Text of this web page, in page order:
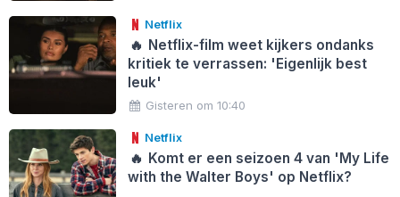
Netflix
🔥 Netflix-film weet kijkers ondanks
kritiek te verrassen: 'Eigenlijk best
leuk'
Gisteren om 10:40
Netflix
🔥 Komt er een seizoen 4 van 'My Life
with the Walter Boys' op Netflix?